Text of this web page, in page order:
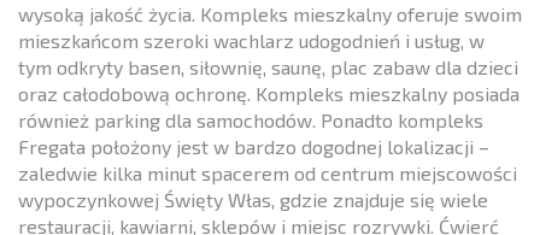
wysoką jakość życia. Kompleks mieszkalny oferuje swoim
mieszkańcom szeroki wachlarz udogodnień i usług, w
tym odkryty basen, siłownię, saunę, plac zabaw dla dzieci
oraz całodobową ochronę. Kompleks mieszkalny posiada
również parking dla samochodów. Ponadto kompleks
Fregata położony jest w bardzo dogodnej lokalizacji –
zaledwie kilka minut spacerem od centrum miejscowości
wypoczynkowej Święty Włas, gdzie znajduje się wiele
restauracji, kawiarni, sklepów i miejsc rozrywki. Ćwierć